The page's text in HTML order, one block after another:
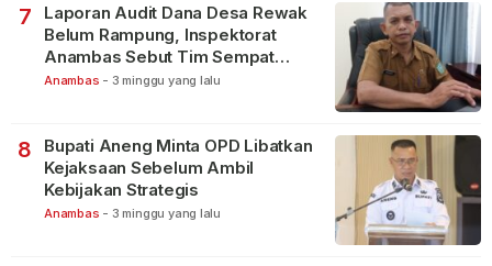
7
Laporan Audit Dana Desa Rewak
Belum Rampung, Inspektorat
Anambas Sebut Tim Sempat
Terbagi Tangani Kasus Lain
Anambas - 3 minggu yang lalu
8
Bupati Aneng Minta OPD Libatkan
Kejaksaan Sebelum Ambil
Kebijakan Strategis
Anambas - 3 minggu yang lalu